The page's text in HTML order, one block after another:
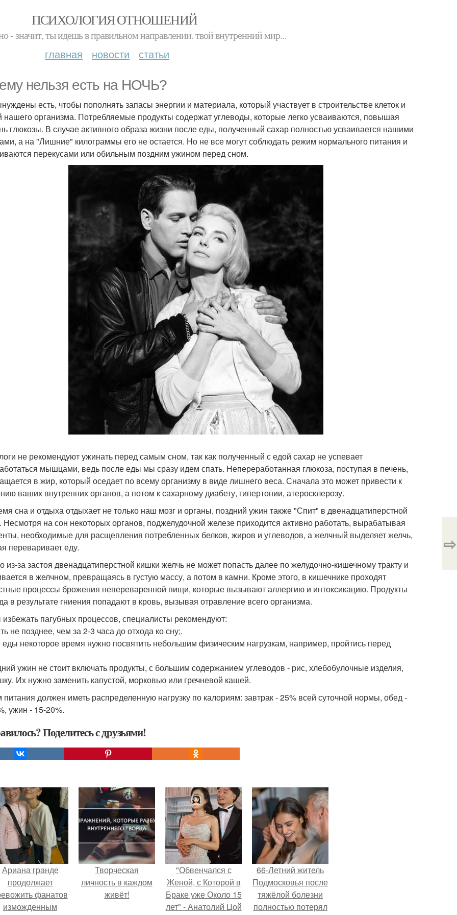
ПСИХОЛОГИЯ ОТНОШЕНИЙ
- значит, ты идешь в правильном направлении. твой внутренний мир...
главная новости статьи
нельзя есть на НОЧЬ?
есть, чтобы пополнять запасы энергии и материала, который участвует в строительстве клеток и
нашего организма. Потребляемые продукты содержат углеводы, которые легко усваиваются, повышая
глюкозы. В случае активного образа жизни после еды, полученный сахар полностью усваивается нашими
а на "Лишние" килограммы его не остается. Но не все могут соблюдать режим нормального питания и
перекусами или обильным поздним ужином перед сном.
не рекомендуют ужинать перед самым сном, так как полученный с едой сахар не успевает
мышцами, ведь после еды мы сразу идем спать. Непереработанная глюкоза, поступая в печень,
в жир, который оседает по всему организму в виде лишнего веса. Сначала это может привести к
ваших внутренних органов, а потом к сахарному диабету, гипертонии, атеросклерозу.
сна и отдыха отдыхает не только наш мозг и органы, поздний ужин также "Спит" в двенадцатиперстной
Несмотря на сон некоторых органов, поджелудочной железе приходится активно работать, вырабатывая
необходимые для расщепления потребленных белков, жиров и углеводов, а желчный выделяет желчь,
переваривает еду.
из-за застоя двенадцатиперстной кишки желчь не может попасть далее по желудочно-кишечному тракту и
в желчном, превращаясь в густую массу, а потом в камни. Кроме этого, в кишечнике проходят
процессы брожения непереваренной пищи, которые вызывают аллергию и интоксикацию. Продукты
в результате гниения попадают в кровь, вызывая отравление всего организма.
пагубных процессов, специалисты рекомендуют:
не позднее, чем за 2-3 часа до отхода ко сну;.
некоторое время нужно посвятить небольшим физическим нагрузкам, например, пройтись перед
ужин не стоит включать продукты, с большим содержанием углеводов - рис, хлебобулочные изделия,
Их нужно заменить капустой, морковью или гречневой кашей.
должен иметь распределенную нагрузку по калориям: завтрак - 25% всей суточной нормы, обед -
ужин - 15-20%.
Поделитесь с друзьями!
⇨
Ариана гранде
продолжает
фанатов
изможденным
Творческая
личность в каждом
живёт!
"Обвенчался с
Женой, с Которой в
Браке уже Около 15
лет" - Анатолий Цой
66-Летний житель
Подмосковья после
тяжёлой болезни
полностью потерял